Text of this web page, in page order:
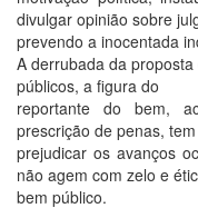
divulgar opinião sobre
prevendo a inocentada
A derrubada da
públicos, a figura do
reportante do bem,
prescrição de penas,
prejudicar os avanços
não agem com zelo e
bem público.